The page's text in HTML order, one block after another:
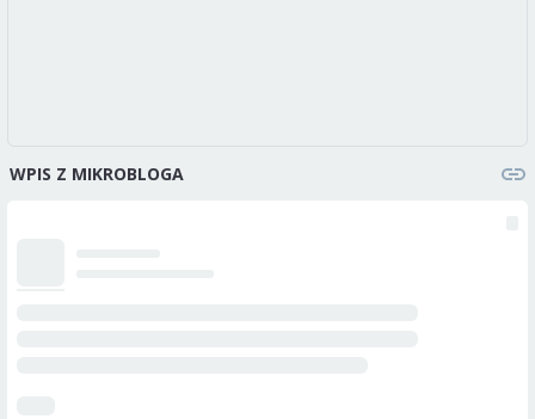
WPIS Z MIKROBLOGA